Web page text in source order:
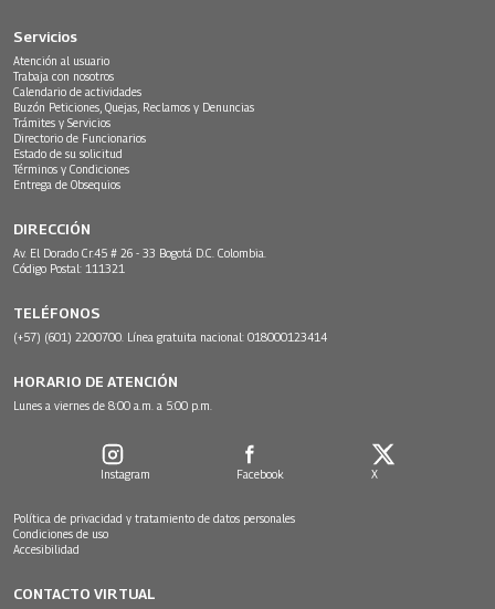
Servicios
Atención al usuario
Trabaja con nosotros
Calendario de actividades
Buzón Peticiones, Quejas, Reclamos y Denuncias
Trámites y Servicios
Directorio de Funcionarios
Estado de su solicitud
Términos y Condiciones
Entrega de Obsequios
DIRECCIÓN
Av. El Dorado Cr.45 # 26 - 33 Bogotá D.C. Colombia.
Código Postal: 111321
TELÉFONOS
(+57) (601) 2200700. Línea gratuita nacional: 018000123414
HORARIO DE ATENCIÓN
Lunes a viernes de 8:00 a.m. a 5:00 p.m.
Instagram Facebook X
Política de privacidad y tratamiento de datos personales
Condiciones de uso
Accesibilidad
CONTACTO VIRTUAL